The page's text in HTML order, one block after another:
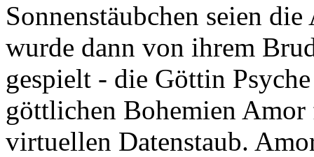
Sonnenstäubchen seien
wurde dann von ihrem
gespielt - die Göttin
göttlichen Bohemien
virtuellen Datenstaub.